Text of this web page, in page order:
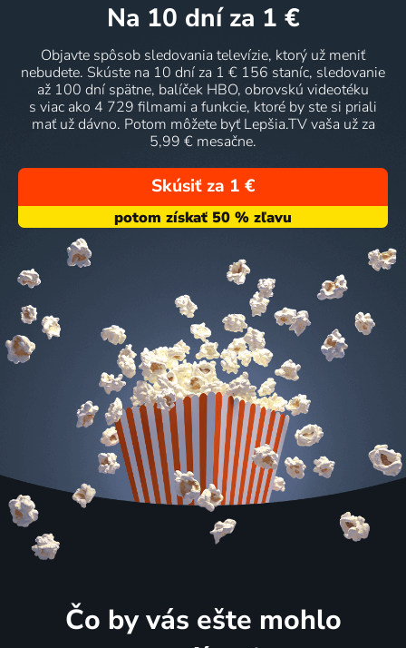
na 10 dní za 1 €
Objavte spôsob sledovania televízie, ktorý už meniť
nebudete. Skúste na 10 dní za 1 € 156 staníc, sledovanie
až 100 dní spätne, balíček HBO, obrovskú videotéku
s viac ako 4 729 filmami a funkcie, ktoré by ste si priali
mať už dávno. Potom môžete byť Lepšia.TV vaša už za
5,99 € mesačne.
Skúsiť za 1 €
Čo by vás ešte mohlo